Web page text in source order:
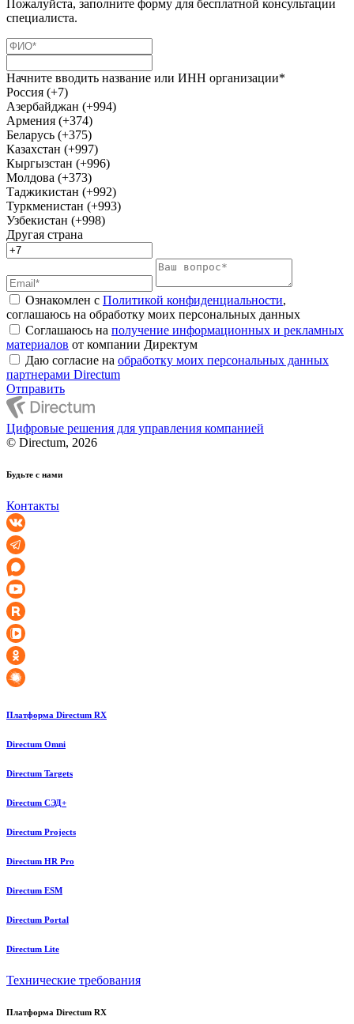
Пожалуйста, заполните форму для бесплатной консультации
специалиста.
Начните вводить название или ИНН организации*
Россия (+7)
Азербайджан (+994)
Армения (+374)
Беларусь (+375)
Казахстан (+997)
Кыргызстан (+996)
Молдова (+373)
Таджикистан (+992)
Туркменистан (+993)
Узбекистан (+998)
Другая страна
Ознакомлен с Политикой конфиденциальности,
соглашаюсь на обработку моих персональных данных
Соглашаюсь на получение информационных и рекламных
материалов от компании Директум
Даю согласие на обработку моих персональных данных
партнерами Directum
Отправить
Цифровые решения для управления компанией
© Directum, 2026
Будьте с нами
Контакты
Платформа Directum RX
Directum Omni
Directum Targets
Directum СЭД+
Directum Projects
Directum HR Pro
Directum ESM
Directum Portal
Directum Lite
Технические требования
Платформа Directum RX